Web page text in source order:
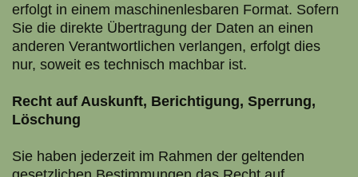
erfolgt in einem maschinenlesbaren Format. Sofern
Sie die direkte Übertragung der Daten an einen
anderen Verantwortlichen verlangen, erfolgt dies
nur, soweit es technisch machbar ist.
Recht auf Auskunft, Berichtigung, Sperrung,
Löschung
Sie haben jederzeit im Rahmen der geltenden